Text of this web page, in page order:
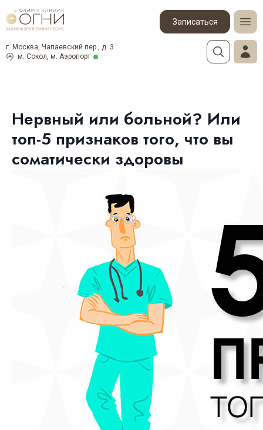
Записаться
м. Сокол, м. Аэропорт
г. Москва, Чапаевский пер., д. 3
Нервный или больной? Или
топ-5 признаков того, что вы
соматически здоровы